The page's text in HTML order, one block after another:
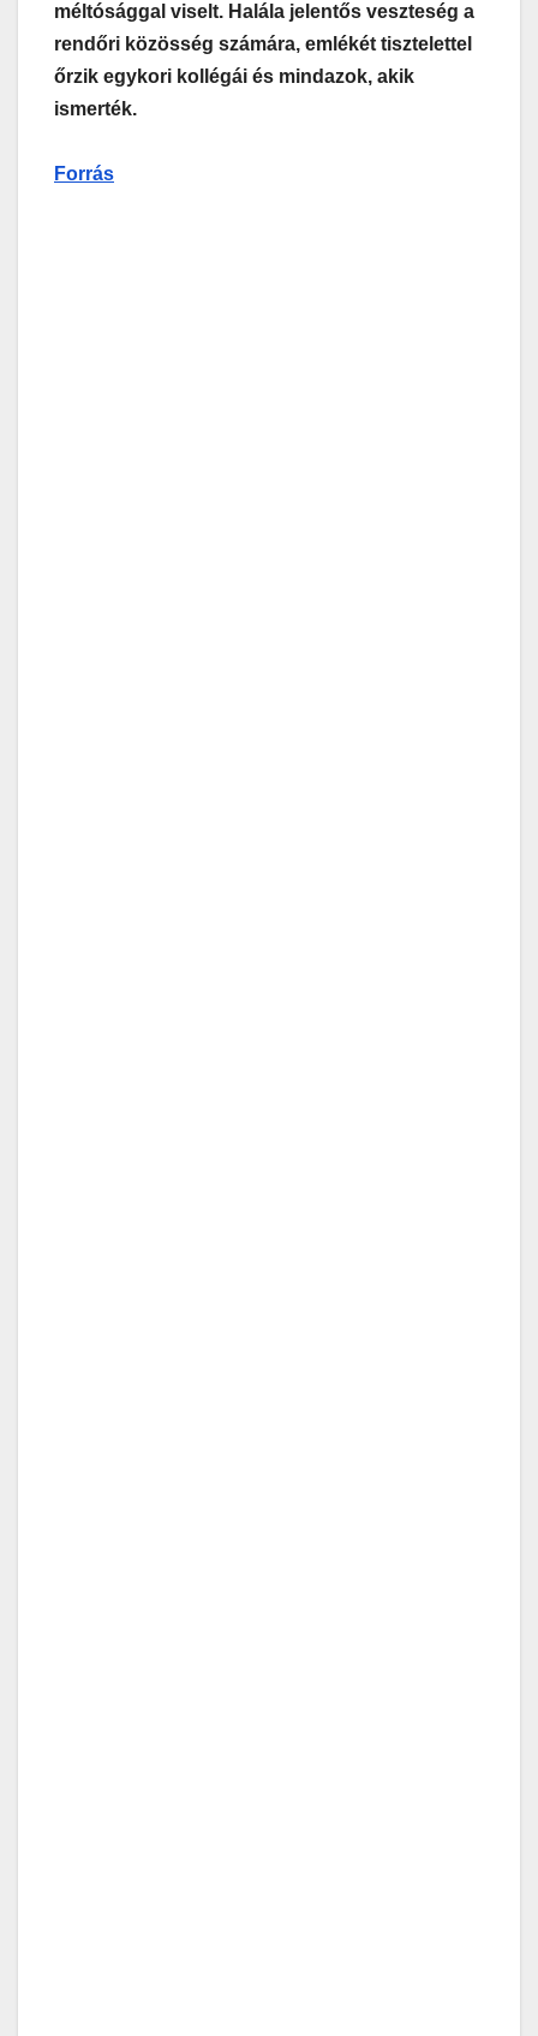
méltósággal viselt. Halála jelentős veszteség a
rendőri közösség számára, emlékét tisztelettel
őrzik egykori kollégái és mindazok, akik
ismerték.
Forrás